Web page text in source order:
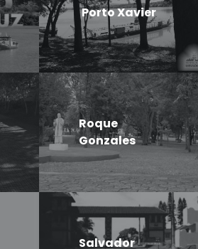
Porto Xavier
Roque
Gonzales
Salvador